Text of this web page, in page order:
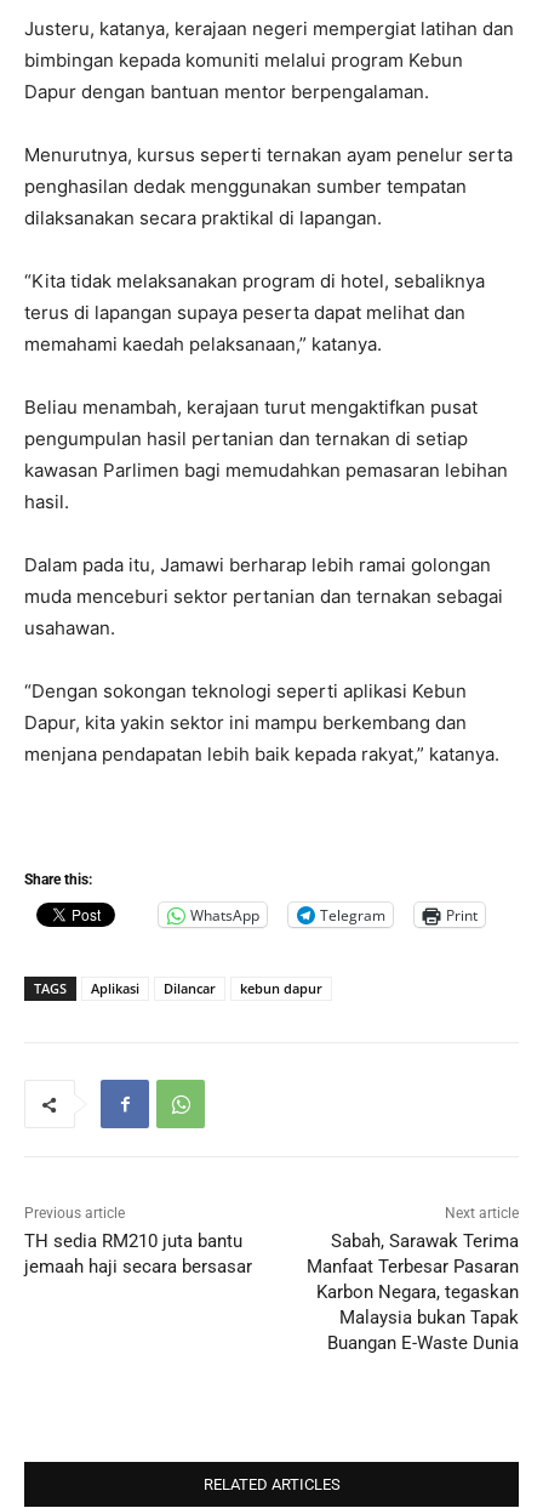
Justeru, katanya, kerajaan negeri mempergiat latihan dan
bimbingan kepada komuniti melalui program Kebun
Dapur dengan bantuan mentor berpengalaman.
Menurutnya, kursus seperti ternakan ayam penelur serta
penghasilan dedak menggunakan sumber tempatan
dilaksanakan secara praktikal di lapangan.
“Kita tidak melaksanakan program di hotel, sebaliknya
terus di lapangan supaya peserta dapat melihat dan
memahami kaedah pelaksanaan,” katanya.
Beliau menambah, kerajaan turut mengaktifkan pusat
pengumpulan hasil pertanian dan ternakan di setiap
kawasan Parlimen bagi memudahkan pemasaran lebihan
hasil.
Dalam pada itu, Jamawi berharap lebih ramai golongan
muda menceburi sektor pertanian dan ternakan sebagai
usahawan.
“Dengan sokongan teknologi seperti aplikasi Kebun
Dapur, kita yakin sektor ini mampu berkembang dan
menjana pendapatan lebih baik kepada rakyat,” katanya.
Share this:
WhatsApp Telegram Print
TAGS Aplikasi Dilancar kebun dapur
Previous article
TH sedia RM210 juta bantu
jemaah haji secara bersasar
Next article
Sabah, Sarawak Terima
Manfaat Terbesar Pasaran
Karbon Negara, tegaskan
Malaysia bukan Tapak
Buangan E-Waste Dunia
RELATED ARTICLES